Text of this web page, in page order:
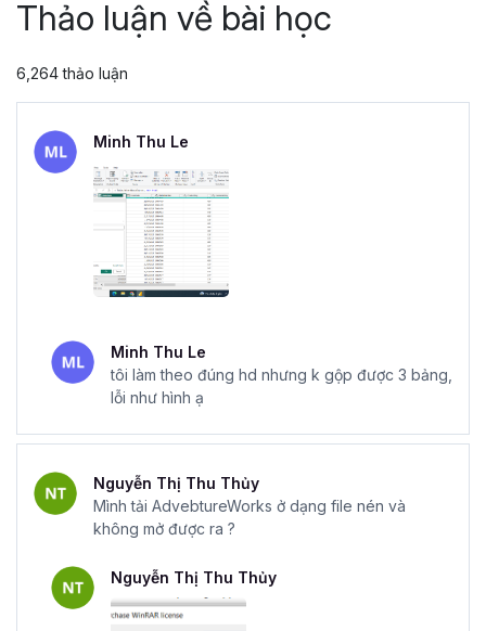
Thảo luận về bài học
6,264 thảo luận
Minh Thu Le
Minh Thu Le
tôi làm theo đúng hd nhưng k gộp được 3 bảng,
lỗi như hình ạ
Nguyễn Thị Thu Thủy
Mình tải AdvebtureWorks ở dạng file nén và
không mở được ra ?
Nguyễn Thị Thu Thủy